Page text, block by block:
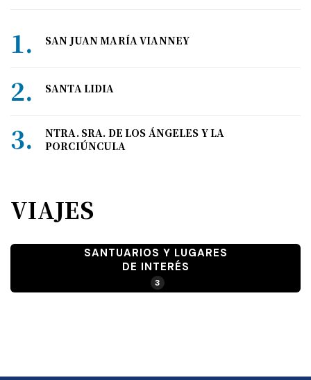
SAN JUAN MARÍA VIANNEY
SANTA LIDIA
NTRA. SRA. DE LOS ÁNGELES Y LA
PORCIÚNCULA
VIAJES
SANTUARIOS Y LUGARES
DE INTERÉS
3